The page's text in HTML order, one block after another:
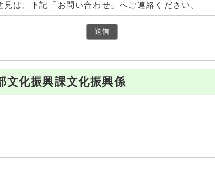
は、下記「お問い合わせ」へご連絡ください。
化振興課文化振興係